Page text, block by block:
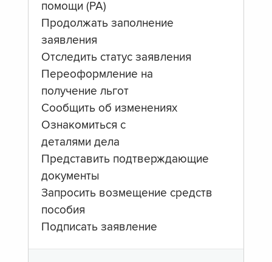
помощи (PA)
Продолжать заполнение
заявления
Отследить статус заявления
Переоформление на
получение льгот
Сообщить об изменениях
Ознакомиться с
деталями дела
Представить подтверждающие
документы
Запросить возмещение средств
пособия
Подписать заявление